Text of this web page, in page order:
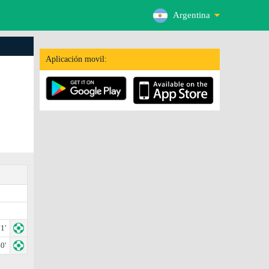
Argentina
Aplicación movil: